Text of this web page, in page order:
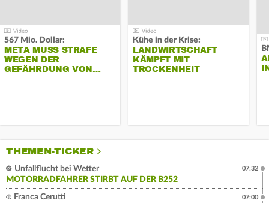
567 Mio. Dollar:
META MUSS STRAFE
WEGEN DER
GEFÄHRDUNG VON…
Kühe in der Krise:
LANDWIRTSCHAFT
KÄMPFT MIT
TROCKENHEIT
THEMEN-TICKER
Unfallflucht bei Wetter
MOTORRADFAHRER STIRBT AUF DER B252
07:32
Franca Cerutti
07:00